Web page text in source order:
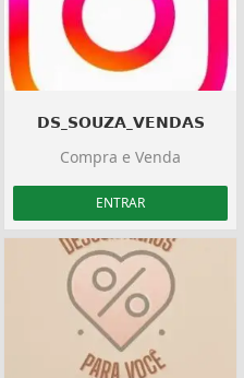
𝗗𝗦_𝗦𝗢𝗨𝗭𝗔_𝗩𝗘𝗡𝗗𝗔𝗦
Compra e Venda
ENTRAR